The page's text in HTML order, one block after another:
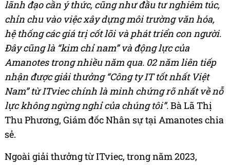
lãnh đạo cần ý thức, cũng như đầu tư nghiêm túc,
chỉn chu vào việc xây dựng môi trường văn hóa,
hệ thống các giá trị cốt lõi và phát triển con người.
Đây cũng là “kim chỉ nam” và động lực của
Amanotes trong nhiều năm qua. 02 năm liên tiếp
nhận được giải thưởng “Công ty IT tốt nhất Việt
Nam” từ ITviec chính là minh chứng rõ nhất về nỗ
lực không ngừng nghỉ của chúng tôi”.Bà Lã Thị
Thu Phương, Giám đốc Nhân sự tại Amanotes chia
sẻ.
Ngoài giải thưởng từ ITviec, trong năm 2023,